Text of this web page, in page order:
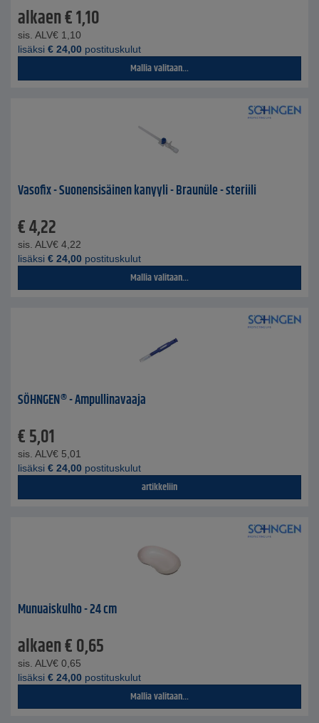
alkaen€1,10
sis. ALV€ 1,10
lisäksi € 24,00 postituskulut
Mallia valitaan...
Vasofix - Suonensisäinen kanyyli - Braunüle - steriili
€4,22
sis. ALV€ 4,22
lisäksi € 24,00 postituskulut
Mallia valitaan...
SÖHNGEN® - Ampullinavaaja
€5,01
sis. ALV€ 5,01
lisäksi € 24,00 postituskulut
artikkeliin
Munuaiskulho - 24 cm
alkaen€0,65
sis. ALV€ 0,65
lisäksi € 24,00 postituskulut
Mallia valitaan...